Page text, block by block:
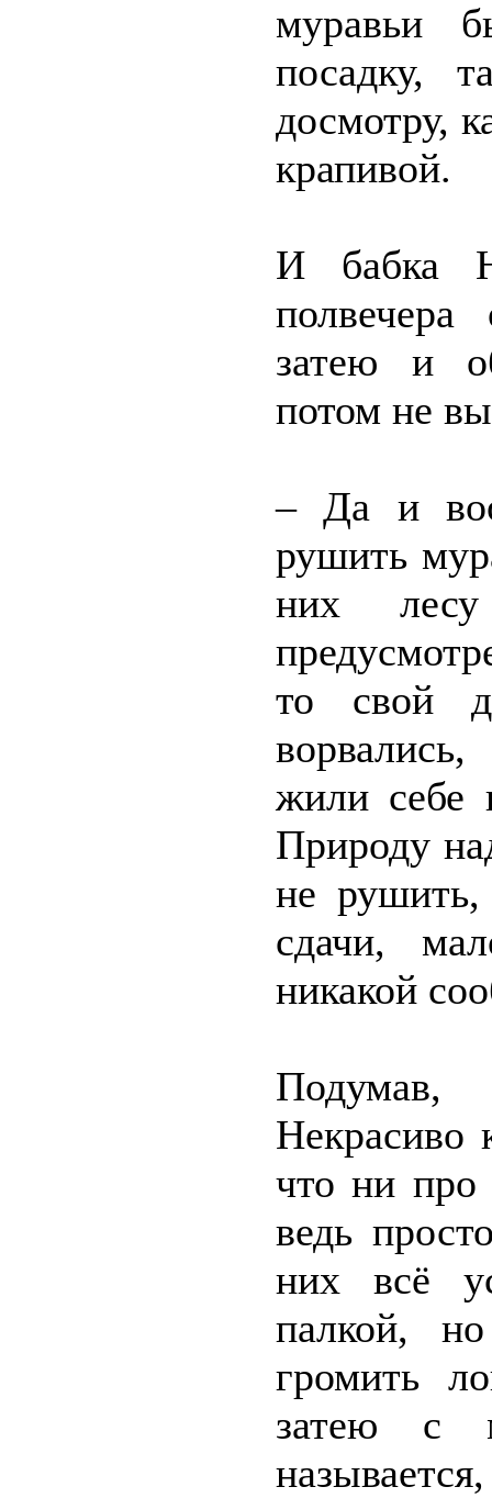
муравьи
посадку,
досмотру,
крапивой.
И бабка
затею и
потом не
– Да и
рушить
них
то свой
жили себе
Природу
не
сдачи,
никакой
Некрасиво
что ни
ведь
них всё
палкой,
громить
затею с